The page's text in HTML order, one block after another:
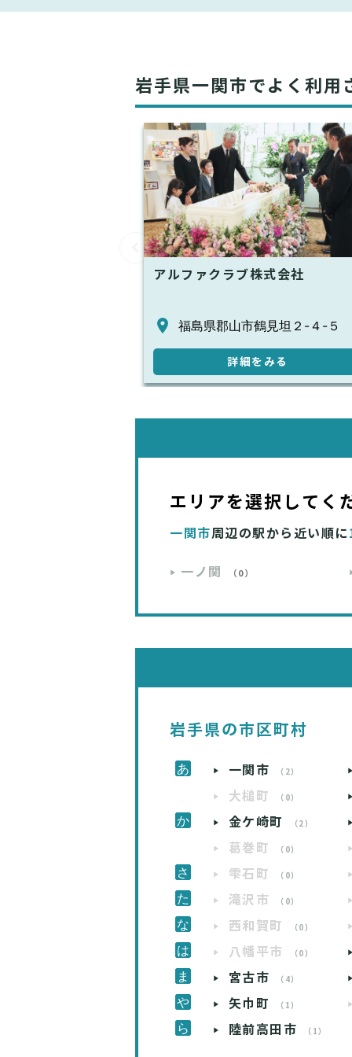
岩手県一関市でよく利用
アルファクラブ株式会社
福島県郡山市鶴見坦２-４-５
詳細をみる
エリアを選択してく
一関市周辺の駅から近い順に
一ノ関 （0）
岩手県の市区町村
一関市 （2）
大槌町 （0）
金ケ崎町 （2）
葛巻町 （0）
雫石町 （0）
滝沢市 （0）
西和賀町 （0）
八幡平市 （0）
宮古市 （4）
矢巾町 （1）
陸前高田市 （1）